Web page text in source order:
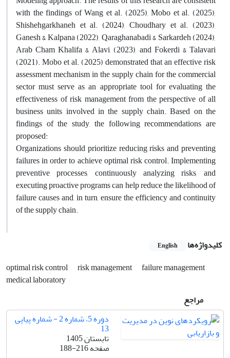
with the findings of Wang et al. (2025), Mobo et al. (2025),
Shishehgarkhaneh et al. (2024), Choudhary et al. (2023),
Ganesh & Kalpana (2022), Qaraghanabadi & Sarkardeh (2024),
Arab Cham Khalifa & Alavi (2023), and Fokerdi & Talavari
(2021). Mobo et al. (2025) demonstrated that an effective risk
assessment mechanism in the supply chain for the commercial
sector must serve as an appropriate tool for evaluating the
effectiveness of risk management from the perspective of all
business units involved in the supply chain. Based on the
findings of the study, the following recommendations are
proposed:
Organizations should prioritize reducing risks and preventing
failures in order to achieve optimal risk control. Implementing
preventive processes, continuously analyzing risks, and
executing proactive programs can help reduce the likelihood of
failure causes and, in turn, ensure the efficiency and continuity
of the supply chain.
کلیدواژه‌ها English
optimal risk control risk management failure management
medical laboratory
مراجع
دوره 5، شماره 2 - شماره پیاپی
13
تابستان 1405
صفحه188-216